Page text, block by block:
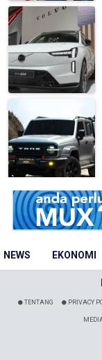
NEWS EKONOMI
TENTANG PRIVACY